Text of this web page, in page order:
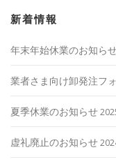
新着情報
年末年始休業のお知ら
業者さま向け卸発注フ
夏季休業のお知らせ
虚礼廃止のお知らせ